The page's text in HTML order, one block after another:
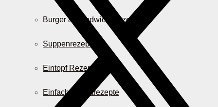
Burger & Sandwich Rezepte
Suppenrezepte
Eintopf Rezepte
Einfache Salatrezepte